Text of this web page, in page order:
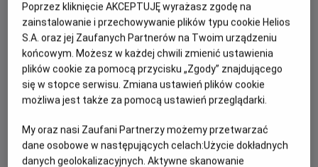
Domknij Honmoon i zaśpiewaj najlepsze hity z filmu „K-
popowe łowczynie demonów” razem z HUNTR/X i Saja
Boys. Pełna wersja karaoke hitowego filmu Netflixa w kinach
tylko od 10 czerwca.
Gwiazdy K-popu Rumi, Mira i Zoey w przerwach między
nadnaturalnymi zagrożeniami, korzystając ze swoich
tajemnych mocy.
Poprzez kliknięcie AKCEPTUJĘ wyrażasz zgodę na
zainstalowanie i przechowywanie plików typu cookie Helios
S.A. oraz jej Zaufanych Partnerów na Twoim urządzeniu
końcowym. Możesz w każdej chwili zmienić ustawienia
plików cookie za pomocą przycisku „Zgody” znajdującego
się w stopce serwisu. Zmiana ustawień plików cookie
możliwa jest także za pomocą ustawień przeglądarki.
My oraz nasi Zaufani Partnerzy możemy przetwarzać
dane osobowe w następujących celach:Użycie dokładnych
danych geolokalizacyjnych. Aktywne skanowanie